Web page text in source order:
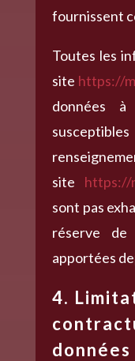
fournissent
Toutes les
site https://
données
site https://
sont pas
réserve de
apportées
4.